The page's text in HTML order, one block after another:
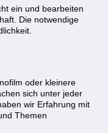
ein und bearbeiten
Die notwendige
oder kleinere
sich unter jeder
wir Erfahrung mit
Themen